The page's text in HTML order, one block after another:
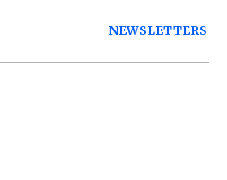
NEWSLETTERS